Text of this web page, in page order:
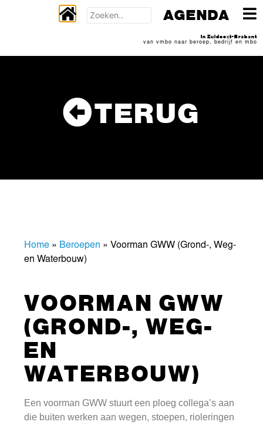
TERUG
Home » Beroepen » Voorman GWW (Grond-, Weg-
en Waterbouw)
VOORMAN GWW
(GROND-, WEG-
EN
WATERBOUW)
Een voorman GWW stuurt een ploeg collega’s aan
die buiten werken aan wegen, stoepen, rioleringen
AGENDA
In Zuidoost-Brabant
van vmbo naar beroep, bedrijf en mbo